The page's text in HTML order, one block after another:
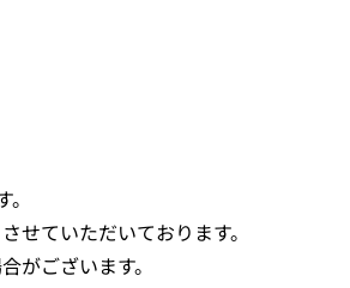
せていただいております。
がございます。